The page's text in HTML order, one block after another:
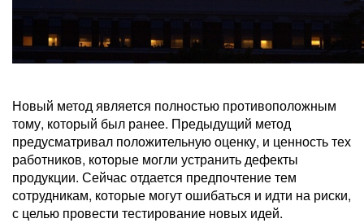
Новый метод является полностью противоположным
тому, который был ранее. Предыдущий метод
предусматривал положительную оценку, и ценность тех
работников, которые могли устранить дефекты
продукции. Сейчас отдается предпочтение тем
сотрудникам, которые могут ошибаться и идти на риски,
с целью провести тестирование новых идей.